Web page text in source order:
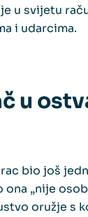
u svijetu
i udarcima.
u
bio još
„nije
oružje